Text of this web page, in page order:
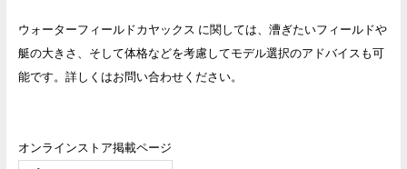
ウォーターフィールドカヤックス に関しては、漕ぎたいフィールドや
艇の大きさ、そして体格などを考慮してモデル選択のアドバイスも可
能です。詳しくはお問い合わせください。
オンラインストア掲載ページ